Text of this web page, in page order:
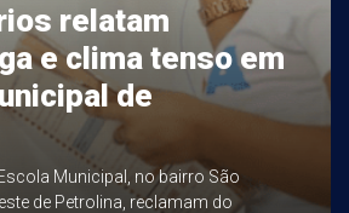
relatam
e clima tenso em
de
Municipal, no bairro São
de Petrolina, reclamam do